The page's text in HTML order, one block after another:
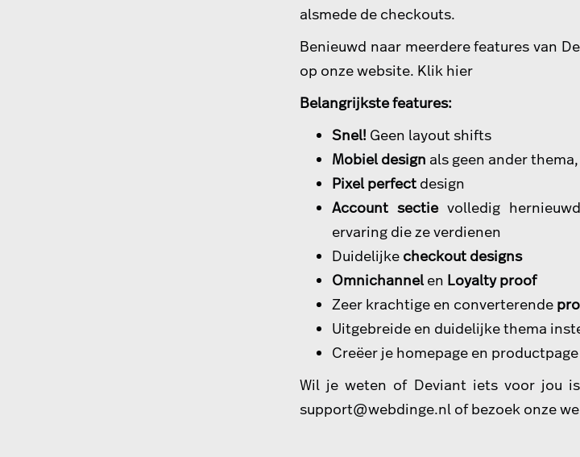
alsmede de checkouts.
Benieuwd naar meerdere features van
op onze website. Klik hier
Belangrijkste features:
Snel! Geen layout shifts
Mobiel design als geen ander
Pixel perfect design
Account sectie volledig
ervaring die ze verdienen
Duidelijke checkout designs
Omnichannel en Loyalty proof
Zeer krachtige en converterende
Uitgebreide en duidelijke thema
Creëer je homepage en
Wil je weten of Deviant iets voor jou
support@webdinge.nl of bezoek onze